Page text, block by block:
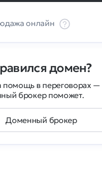
онлайн
домен?
помощь в переговорах —
брокер поможет.
Доменный брокер